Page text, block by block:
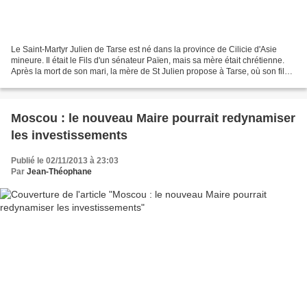
Le Saint-Martyr Julien de Tarse est né dans la province de Cilicie d'Asie
mineure. Il était le Fils d'un sénateur Païen, mais sa mère était chrétienne.
Après la mort de son mari, la mère de St Julien propose à Tarse, où son fils a
Moscou : le nouveau Maire pourrait redynamiser
les investissements
Publié le 02/11/2013 à 23:03
Par Jean-Théophane